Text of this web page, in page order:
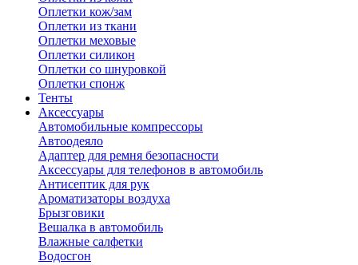
Оплетки кож/зам
Оплетки из ткани
Оплетки меховые
Оплетки силикон
Оплетки со шнуровкой
Оплетки спонж
Тенты
Аксессуары
Автомобильные компрессоры
Автоодеяло
Адаптер для ремня безопасности
Аксессуары для телефонов в автомобиль
Антисептик для рук
Ароматизаторы воздуха
Брызговики
Вешалка в автомобиль
Влажные салфетки
Водосгон